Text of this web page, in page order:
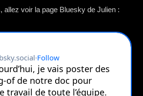
allez voir la page Bluesky de Julien :